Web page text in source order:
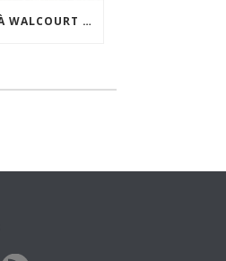
VISITE PARTAGÉE À WALCOURT : UNE DÉMARCHE PARTICIPATIVE ANIMÉE PAR ESPACE ENVIRONNEMENT